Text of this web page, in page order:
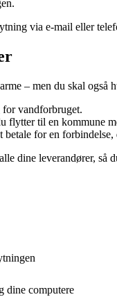
via e-mail eller
– men du skal også
vandforbruget.
flytter til en kommune
betale for en
dine leverandører, så
dine computere